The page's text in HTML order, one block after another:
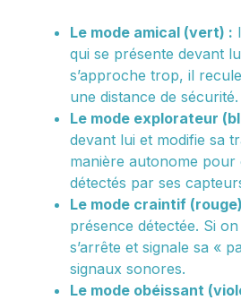
Le mode amical (vert) :
qui se présente devant
s’approche trop, il
une distance de sécurité.
Le mode explorateur
devant lui et modifie sa
manière autonome pour
détectés par ses
Le mode craintif
présence détectée. Si
s’arrête et signale sa «
signaux sonores.
Le mode obéissant